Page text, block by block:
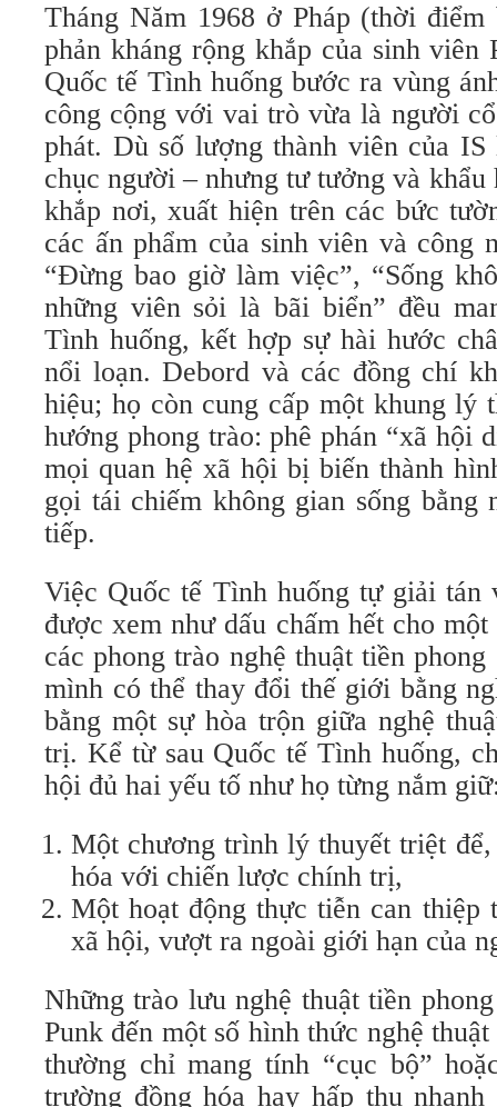
Tháng Năm 1968 ở Pháp (thời điểm
phản kháng rộng khắp của sinh viên
Quốc tế Tình huống bước ra vùng
công cộng với vai trò vừa là người
phát. Dù số lượng thành viên của
chục người – nhưng tư tưởng và khẩu
khắp nơi, xuất hiện trên các bức
các ấn phẩm của sinh viên và công
“Đừng bao giờ làm việc”, “Sống
những viên sỏi là bãi biển” đều
Tình huống, kết hợp sự hài hước
nổi loạn. Debord và các đồng chí
hiệu; họ còn cung cấp một khung lý
hướng phong trào: phê phán “xã hội
mọi quan hệ xã hội bị biến thành
gọi tái chiếm không gian sống bằng
tiếp.
Việc Quốc tế Tình huống tự giải tán
được xem như dấu chấm hết cho
các phong trào nghệ thuật tiền
mình có thể thay đổi thế giới bằng
bằng một sự hòa trộn giữa nghệ
trị. Kể từ sau Quốc tế Tình huống,
hội đủ hai yếu tố như họ từng nắm
Một chương trình lý thuyết triệt để,
hóa với chiến lược chính trị,
Một hoạt động thực tiễn can thiệp
xã hội, vượt ra ngoài giới hạn của
Những trào lưu nghệ thuật tiền
Punk đến một số hình thức nghệ
thường chỉ mang tính “cục bộ”
trường đồng hóa hay hấp thụ